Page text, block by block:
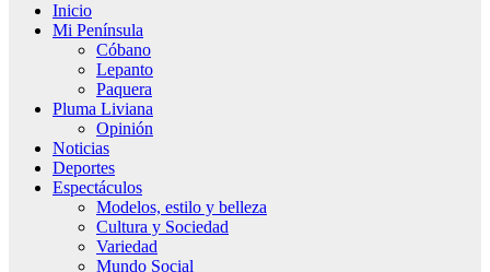
Inicio
Mi Península
Cóbano
Lepanto
Paquera
Pluma Liviana
Opinión
Noticias
Deportes
Espectáculos
Modelos, estilo y belleza
Cultura y Sociedad
Variedad
Mundo Social